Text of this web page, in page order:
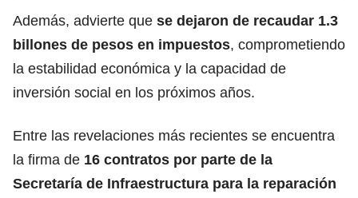
Además, advierte que se dejaron de recaudar 1.3
billones de pesos en impuestos, comprometiendo
la estabilidad económica y la capacidad de
inversión social en los próximos años.
Entre las revelaciones más recientes se encuentra
la firma de 16 contratos por parte de la
Secretaría de Infraestructura para la reparación